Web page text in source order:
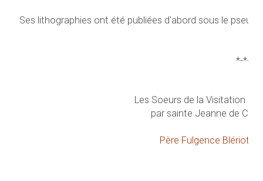
Ses lithographies ont été publiées d'abord sous le
*-*-*-
Les Soeurs de la Visitation
par sainte Jeanne de
Père Fulgence Blériot